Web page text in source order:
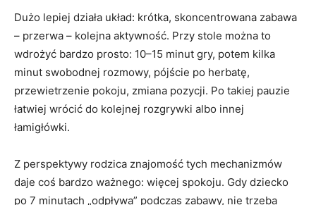
Dużo lepiej działa układ: krótka, skoncentrowana zabawa
– przerwa – kolejna aktywność. Przy stole można to
wdrożyć bardzo prosto: 10–15 minut gry, potem kilka
minut swobodnej rozmowy, pójście po herbatę,
przewietrzenie pokoju, zmiana pozycji. Po takiej pauzie
łatwiej wrócić do kolejnej rozgrywki albo innej
łamigłówki.
Z perspektywy rodzica znajomość tych mechanizmów
daje coś bardzo ważnego: więcej spokoju. Gdy dziecko
po 7 minutach „odpływa” podczas zabawy, nie trzeba